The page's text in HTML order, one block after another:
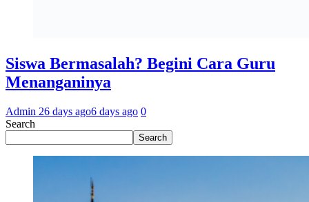
Siswa Bermasalah? Begini Cara Guru
Menanganinya
Admin 26 days ago6 days ago 0
Search
Search